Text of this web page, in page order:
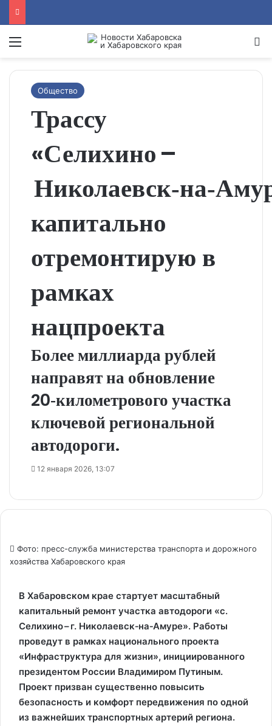
Menu
Общество
Трассу
«Селихино –
капитально
отремонтирую в
рамках
нацпроекта
Более миллиарда рублей
направят на обновление
20‑километрового участка
ключевой региональной
автодороги.
12 января 2026, 13:07
Фото: пресс-служба министерства транспорта и дорожного
хозяйства Хабаровского края
В Хабаровском крае стартует масштабный
капитальный ремонт участка автодороги «с.
Селихино – г. Николаевск‑на‑Амуре». Работы
проведут в рамках национального проекта
«Инфраструктура для жизни», инициированного
президентом России Владимиром Путиным.
Проект призван существенно повысить
безопасность и комфорт передвижения по одной
из важнейших транспортных артерий региона.